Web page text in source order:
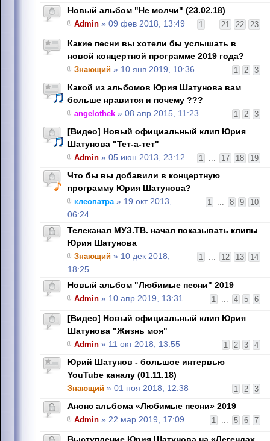
Новый альбом "Не молчи" (23.02.18)
1 ... 21 22 23
Admin » 09 фев 2018, 13:49
Какие песни вы хотели бы услышать в
новой концертной программе 2019 года?
1 2 3
Знающий » 10 янв 2019, 10:36
Какой из альбомов Юрия Шатунова вам
больше нравится и почему ???
1 2 3
angelothek » 08 апр 2015, 11:23
[Видео] Новый официальный клип Юрия
Шатунова "Тет-а-тет"
1 ... 17 18 19
Admin » 05 июн 2013, 23:12
Что бы вы добавили в концертную
программу Юрия Шатунова?
1 ... 8 9 10
клеопатра» 19 окт 2013,
06:24
Телеканал МУЗ.ТВ. начал показывать клипы
Юрия Шатунова
1 ... 12 13 14
Знающий » 10 дек 2018,
18:25
Новый альбом "Любимые песни" 2019
1 ... 4 5 6
Admin » 10 апр 2019, 13:31
[Видео] Новый официальный клип Юрия
Шатунова "Жизнь моя"
1 2 3 4
Admin » 11 окт 2018, 13:55
Юрий Шатунов - большое интервью
YouTube каналу (01.11.18)
1 2 3
Знающий » 01 ноя 2018, 12:38
Анонс альбома «Любимые песни» 2019
1 ... 5 6 7
Admin » 22 мар 2019, 17:09